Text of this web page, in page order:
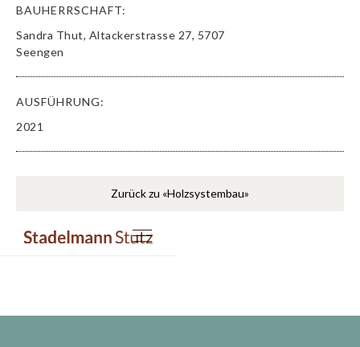
BAUHERRSCHAFT:
Sandra Thut, Altackerstrasse 27, 5707
Seengen
AUSFÜHRUNG:
2021
Zurück zu «Holzsystembau»